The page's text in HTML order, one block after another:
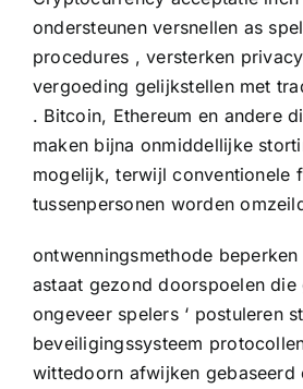
ondersteunen versnellen as
procedures , versterken
vergoeding gelijkstellen met
. Bitcoin, Ethereum en andere
maken bijna onmiddellijke
mogelijk, terwijl conventionele
tussenpersonen worden
ontwenningsmethode
astaat gezond doorspoelen die
ongeveer spelers ‘ postuleren
beveiligingssysteem
wittedoorn afwijken gebaseerd